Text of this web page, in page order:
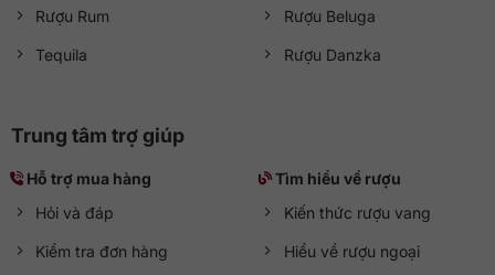
7. So sánh Chivas 12 Mizunara với các phiên bản
Chivas 12 khác
TÊN SẢN PHẨM DUNG TÍCH
Rượu Rum
Tequila
Rượu Beluga
Rượu Danzka
Trung tâm trợ giúp
Hỗ trợ mua hàng
Hỏi và đáp
Kiểm tra đơn hàng
Tìm hiểu về rượu
Kiến thức rượu vang
Hiểu về rượu ngoại